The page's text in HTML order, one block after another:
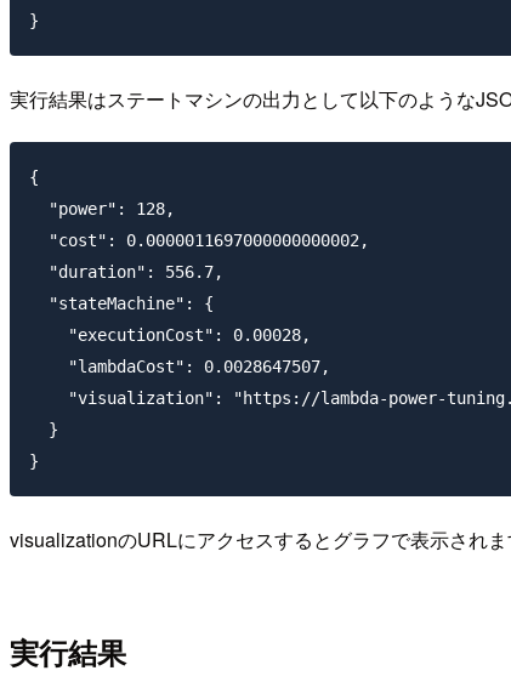
実行結果はステートマシンの出力として以下のような
{
  "power": 128,
  "cost": 0.0000011697000000000002,
  "duration": 556.7,
  "stateMachine": {
    "executionCost": 0.00028,
    "lambdaCost": 0.0028647507,
"visualization": "https://lambda-power-
  }
visualizationのURLにアクセスするとグラフで表示されま
実行結果